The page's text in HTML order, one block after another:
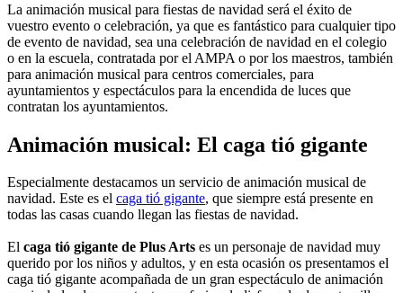
La animación musical para fiestas de navidad será el éxito de
vuestro evento o celebración, ya que es fantástico para cualquier tipo
de evento de navidad, sea una celebración de navidad en el colegio
o en la escuela, contratada por el AMPA o por los maestros, también
para animación musical para centros comerciales, para
ayuntamientos y espectáculos para la encendida de luces que
contratan los ayuntamientos.
Animación musical: El caga tió gigante
Especialmente destacamos un servicio de animación musical de
navidad. Este es el caga tió gigante, que siempre está presente en
todas las casas cuando llegan las fiestas de navidad.
El caga tió gigante de Plus Arts es un personaje de navidad muy
querido por los niños y adultos, y en esta ocasión os presentamos el
caga tió gigante acompañada de un gran espectáculo de animación